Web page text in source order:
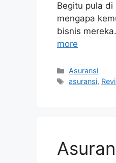
Begitu pula
mengapa
bisnis
more
Categories
Asuransi
Tags
asuransi,